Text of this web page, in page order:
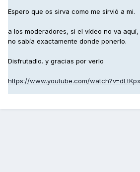
Espero que os sirva como me sirvió a mi.
a los moderadores, si el vídeo no va
no sabía exactamente donde ponerlo.
Disfrutadlo. y gracias por verlo
https://www.youtube.com/